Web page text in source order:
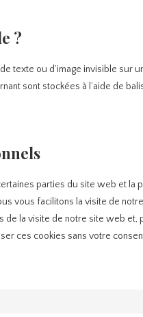
?
texte ou d’image invisible sur
sont stockées à l’aide de
parties du site web et la
vous facilitons la visite de
la visite de notre site web et,
ces cookies sans votre